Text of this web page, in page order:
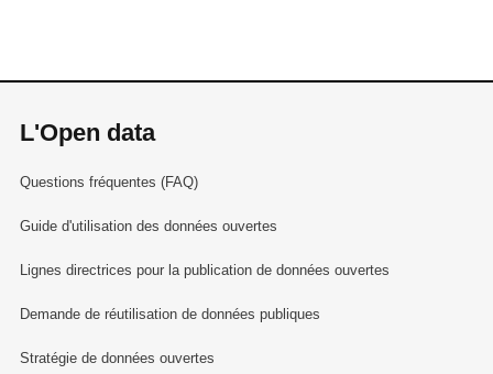
L'Open data
Questions fréquentes (FAQ)
Guide d'utilisation des données ouvertes
Lignes directrices pour la publication de données ouvertes
Demande de réutilisation de données publiques
Stratégie de données ouvertes